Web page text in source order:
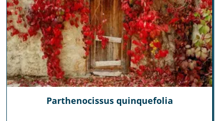
Parthenocissus quinquefolia